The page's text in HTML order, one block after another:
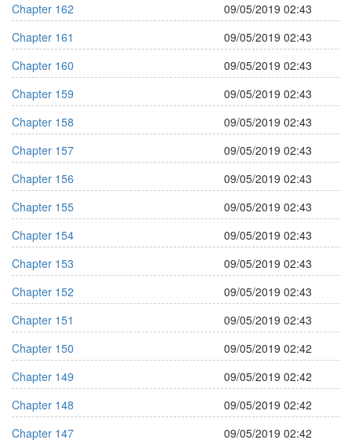
Chapter 162
09/05/2019 02:43
Chapter 161
09/05/2019 02:43
Chapter 160
09/05/2019 02:43
Chapter 159
09/05/2019 02:43
Chapter 158
09/05/2019 02:43
Chapter 157
09/05/2019 02:43
Chapter 156
09/05/2019 02:43
Chapter 155
09/05/2019 02:43
Chapter 154
09/05/2019 02:43
Chapter 153
09/05/2019 02:43
Chapter 152
09/05/2019 02:43
Chapter 151
09/05/2019 02:43
Chapter 150
09/05/2019 02:42
Chapter 149
09/05/2019 02:42
Chapter 148
09/05/2019 02:42
Chapter 147
09/05/2019 02:42